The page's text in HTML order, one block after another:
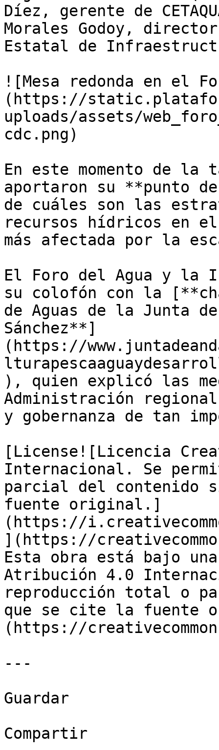
Díez, gerente de
Morales Godoy,
Estatal de
![Mesa redonda en el
(https://
uploads/assets/
cdc.png)
En este momento de
aportaron su **punto
de cuáles son las
recursos hídricos en
más afectada por la
El Foro del Agua y la
su colofón con la
de Aguas de la Junta
Sánchez**]
(https://
), quien explicó las
Administración
y gobernanza de tan
[License![Licencia
Internacional. Se
parcial del contenido
fuente original.]
(https://
](https://
Esta obra está bajo
Atribución 4.0
reproducción total o
que se cite la fuente
(https://
---
Guardar
Compartir